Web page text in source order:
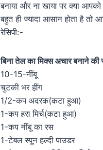
बनाया और ना खाया पर क्या
बहुत ही ज्यादा आसान होता है
रेसिपी:-
बिना तेल का मिक्स अचार बनाने की
10-15-नींबू
चुटकी भर हींग
1/2-कप अदरक(कटा हुआ)
1-कप हरा मिर्च(कटा हुआ)
1-कप नींबू का रस
1-टेबल स्पून हल्दी पाउडर